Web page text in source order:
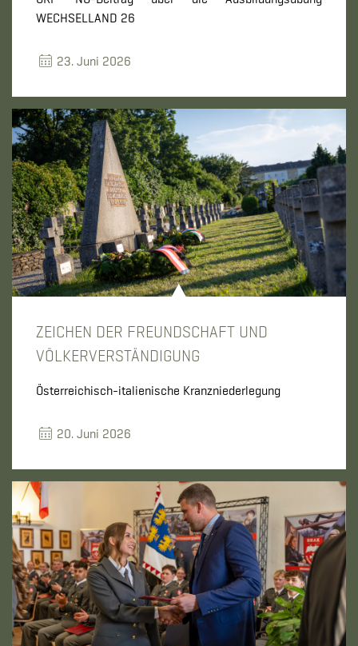
WECHSELLAND 26
23. Juni 2026
ZEICHEN DER FREUNDSCHAFT UND
VÖLKERVERSTÄNDIGUNG
Österreichisch-italienische Kranzniederlegung
20. Juni 2026